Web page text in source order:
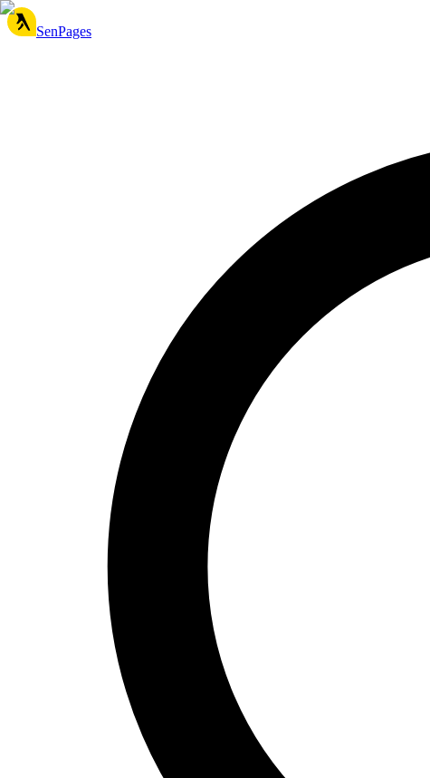
SenPages